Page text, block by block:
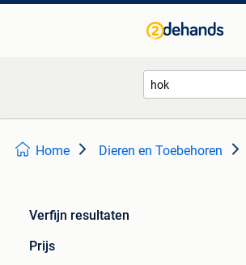
Home Dieren en Toebehoren
Verfijn resultaten
Prijs